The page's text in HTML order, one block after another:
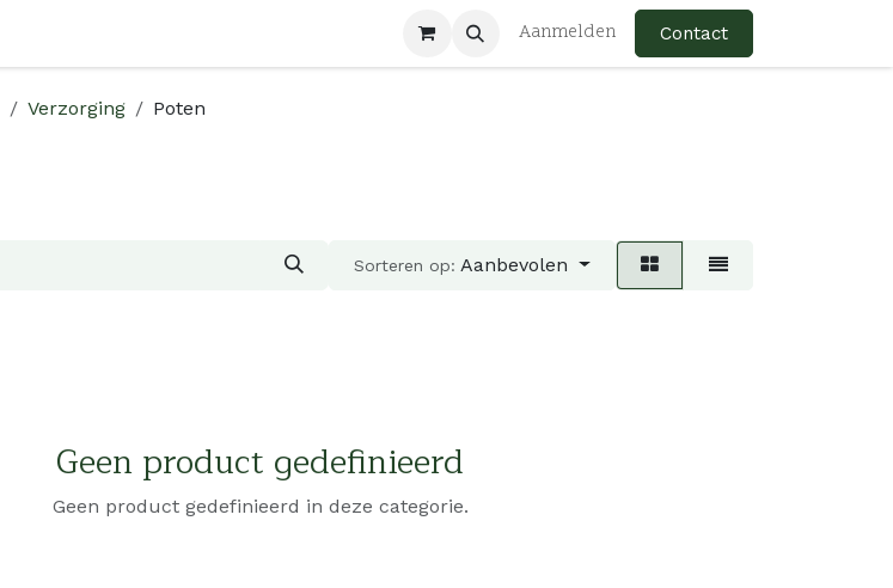
Aanmelden Contact
Verzorging Poten
Sorteren op: Aanbevolen
Geen product gedefinieerd
Geen product gedefinieerd in deze categorie.